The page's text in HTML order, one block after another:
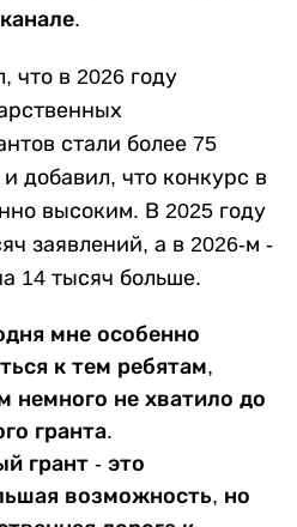
что в 2026 году
стали более 75
добавил, что конкурс в
высоким. В 2025 году
заявлений, а в 2026-м -
14 тысяч больше.
мне особенно
к тем ребятам,
немного не хватило до
гранта.
грант - это
возможность, но